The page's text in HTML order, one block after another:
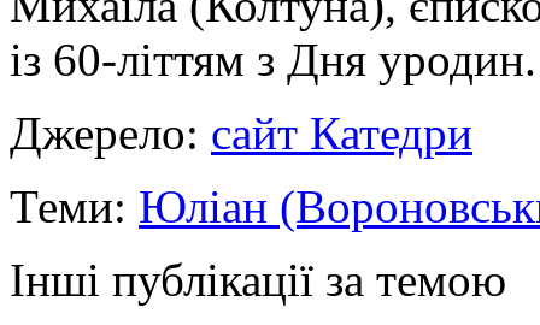
із 60-літтям з Дня уродин.
Джерело: сайт Катедри
Теми: Юліан
Інші публікації за темою